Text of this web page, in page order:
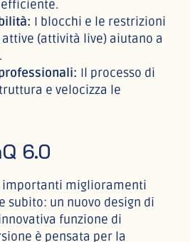
I blocchi e le restrizioni
(attività live) aiutano a
Il processo di
e velocizza le
6.0
importanti miglioramenti
subito: un nuovo design di
funzione di
è pensata per la